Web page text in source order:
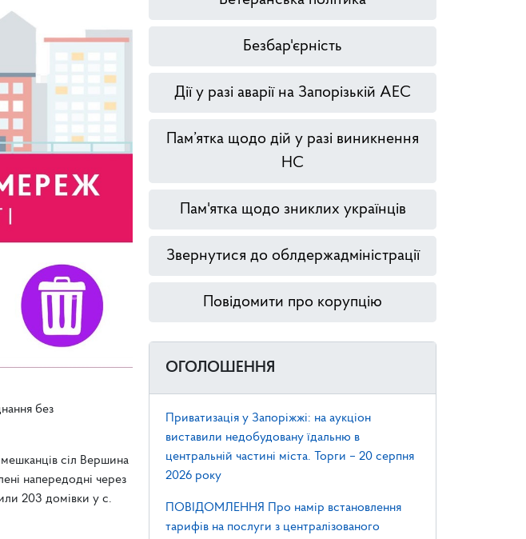
без
сіл Вершина
напередодні через
203 домівки у с.
Безбар'єрність
Дії у разі аварії на Запорізькій АЕС
Пам’ятка щодо дій у разі виникнення
НС
Пам'ятка щодо зниклих українців
Звернутися до облдержадміністрації
Повідомити про корупцію
ОГОЛОШЕННЯ
Приватизація у Запоріжжі: на аукціон
виставили недобудовану їдальню в
центральній частині міста. Торги – 20 серпня
2026 року
ПОВІДОМЛЕННЯ Про намір встановлення
тарифів на послуги з централізованого